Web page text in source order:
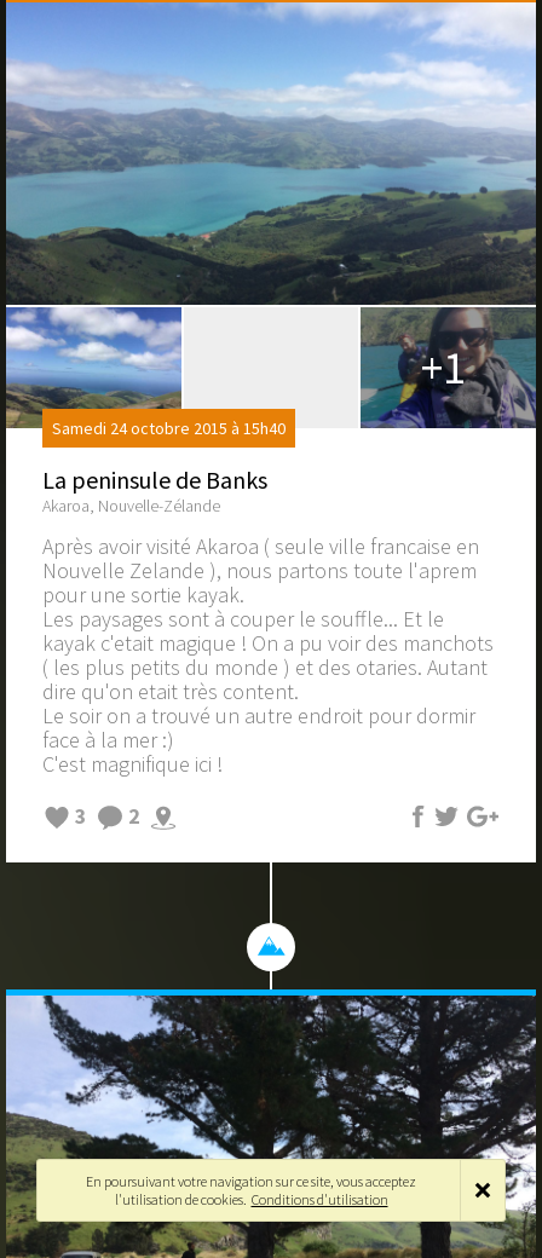
+1
Samedi 24 octobre 2015 à 15h40
La peninsule de Banks
Akaroa, Nouvelle-Zélande
Après avoir visité Akaroa ( seule ville francaise en
Nouvelle Zelande ), nous partons toute l'aprem
pour une sortie kayak.
Les paysages sont à couper le souffle... Et le
kayak c'etait magique ! On a pu voir des manchots
( les plus petits du monde ) et des otaries. Autant
dire qu'on etait très content.
Le soir on a trouvé un autre endroit pour dormir
face à la mer :)
C'est magnifique ici !
3
2
En poursuivant votre navigation sur ce site, vous acceptez
l'utilisation de cookies. Conditions d'utilisation